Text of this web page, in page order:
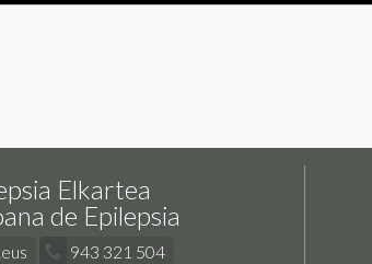
Elkartea
de Epilepsia
943 321 504